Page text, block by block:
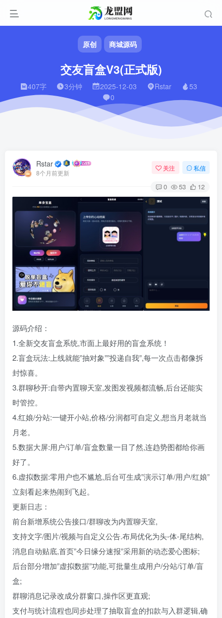
原创 商城源码
交友盲盒V3(正式版)
407字 3分钟 2025-12-03 Rstar
53
0
Rstar
8个月前更新
关注 私信
0 53 12
源码介绍：
1.全新交友盲盒系统,市面上最好用的盲盒系统！
2.盲盒玩法:上线就能”抽对象””投递自我”,每一次点击都像拆
封惊喜。
3.群聊秒开:自带内置聊天室,发图发视频都流畅,后台还能实
时管控。
4.红娘/分站:一键开小站,价格/分润都可自定义,想当月老就当
月老。
5.数据大屏:用户/订单/盲盒数量一目了然,连趋势图都给你画
好了。
6.虚拟数据:零用户也不尴尬,后台可生成”演示订单/用户/红娘”
立刻看起来热闹到飞起。
更新日志：
前台新增系统公告接口/群聊改为内置聊天室,
支持文字/图片/视频与自定义公告.布局优化为头-体-尾结构,
消息自动贴底,首页”今日缘分速报”采用新的动态爱心图标;
后台部分增加”虚拟数据”功能,可批量生成用户/分站/订单/盲
盒;
群聊消息记录改成分群窗口,操作区更直观;
支付与统计流程也同步处理了抽取盲盒的扣款与入群逻辑,确